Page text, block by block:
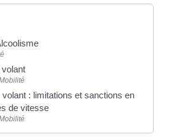
volant
: limitations et sanctions en
de vitesse